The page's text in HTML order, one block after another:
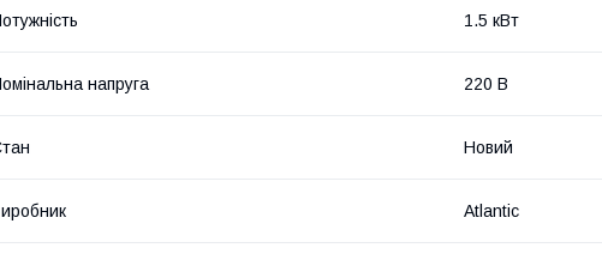
1.5 кВт
напруга 220 В
Новий
Atlantic